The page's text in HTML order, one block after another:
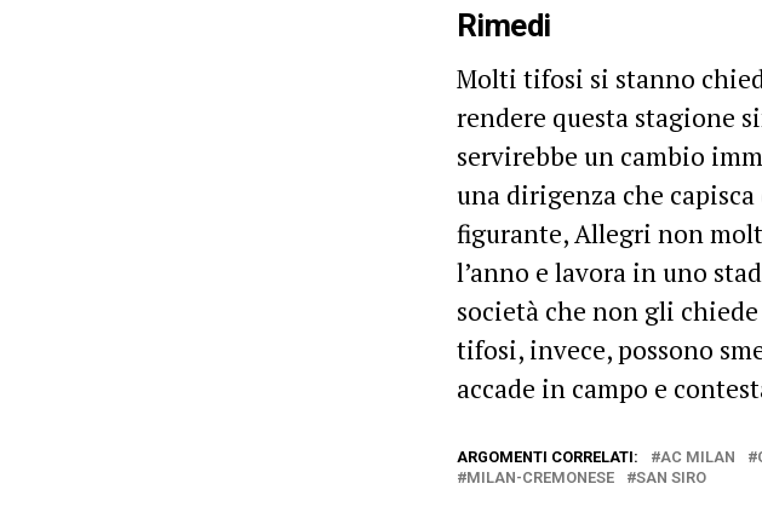
Rimedi
Molti tifosi si stanno
rendere questa stagione
servirebbe un cambio
una dirigenza che
figurante, Allegri non
l’anno e lavora in uno
società che non gli
tifosi, invece, possono
accade in campo e
ARGOMENTI CORRELATI: AC MILAN
MILAN-CREMONESE
SAN SIRO